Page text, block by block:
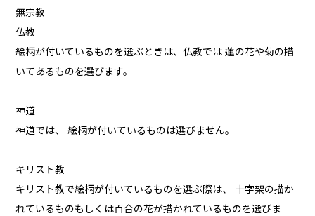
無宗教
仏教
絵柄が付いているものを選ぶときは、仏教では 蓮の花や菊の描
いてあるものを選びます。
神道
神道では、 絵柄が付いているものは選びません。
キリスト教
キリスト教で絵柄が付いているものを選ぶ際は、 十字架の描か
れているものもしくは百合の花が描かれているものを選びま